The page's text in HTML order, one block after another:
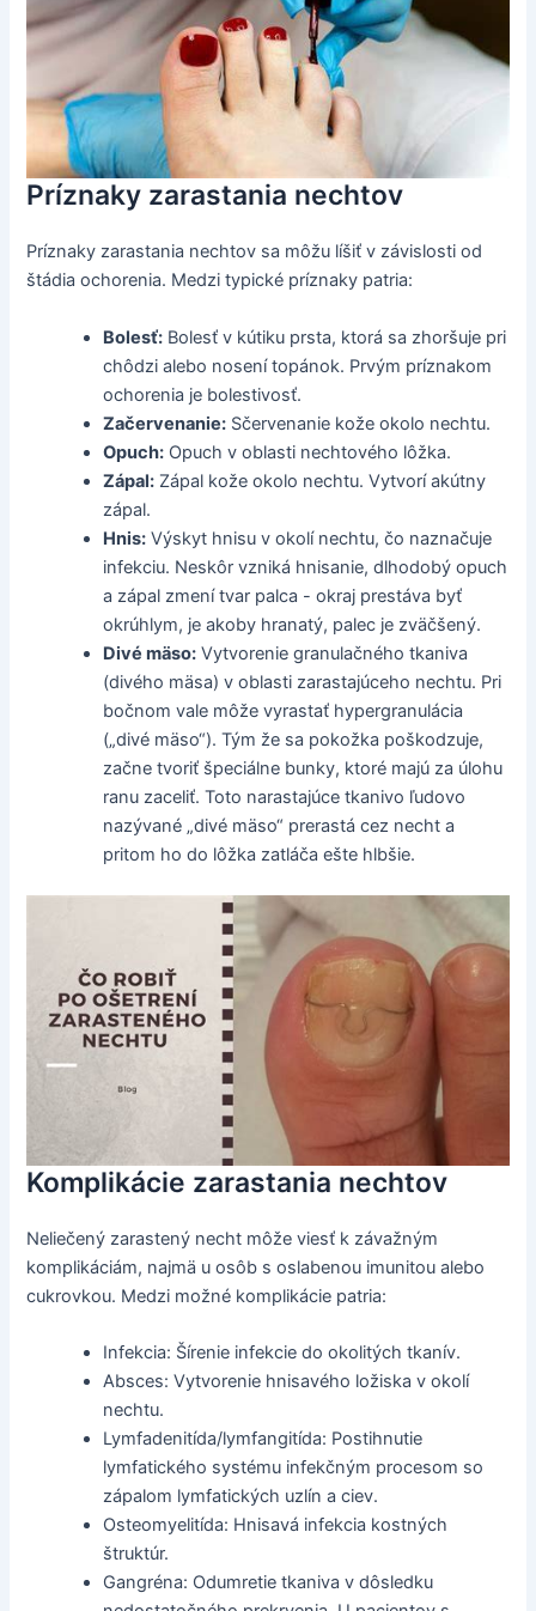
Príznaky zarastania nechtov
Príznaky zarastania nechtov sa môžu líšiť v závislosti od
štádia ochorenia. Medzi typické príznaky patria:
Bolesť: Bolesť v kútiku prsta, ktorá sa zhoršuje pri
chôdzi alebo nosení topánok. Prvým príznakom
ochorenia je bolestivosť.
Začervenanie: Sčervenanie kože okolo nechtu.
Opuch: Opuch v oblasti nechtového lôžka.
Zápal: Zápal kože okolo nechtu. Vytvorí akútny
zápal.
Hnis: Výskyt hnisu v okolí nechtu, čo naznačuje
infekciu. Neskôr vzniká hnisanie, dlhodobý opuch
a zápal zmení tvar palca - okraj prestáva byť
okrúhlym, je akoby hranatý, palec je zväčšený.
Divé mäso: Vytvorenie granulačného tkaniva
(divého mäsa) v oblasti zarastajúceho nechtu. Pri
bočnom vale môže vyrastať hypergranulácia
(„divé mäso“). Tým že sa pokožka poškodzuje,
začne tvoriť špeciálne bunky, ktoré majú za úlohu
ranu zaceliť. Toto narastajúce tkanivo ľudovo
nazývané „divé mäso“ prerastá cez necht a
pritom ho do lôžka zatláča ešte hlbšie.
Komplikácie zarastania nechtov
Neliečený zarastený necht môže viesť k závažným
komplikáciám, najmä u osôb s oslabenou imunitou alebo
cukrovkou. Medzi možné komplikácie patria:
Infekcia: Šírenie infekcie do okolitých tkanív.
Absces: Vytvorenie hnisavého ložiska v okolí
nechtu.
Lymfadenitída/lymfangitída: Postihnutie
lymfatického systému infekčným procesom so
zápalom lymfatických uzlín a ciev.
Osteomyelitída: Hnisavá infekcia kostných
štruktúr.
Gangréna: Odumretie tkaniva v dôsledku